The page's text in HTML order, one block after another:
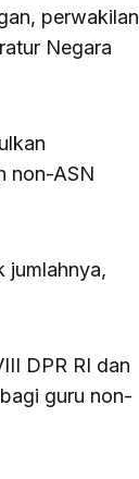
perwakilan
Negara
non-ASN
jumlahnya,
DPR RI dan
guru non-